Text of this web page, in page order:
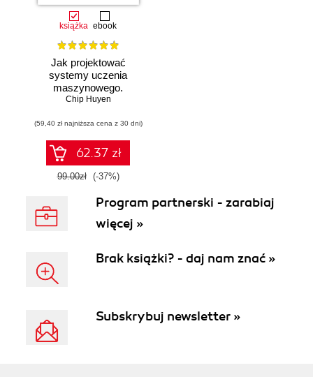
książka ebook
Jak projektować
systemy uczenia
maszynowego.
Iteracyjne
gotowych do pracy
Chip Huyen
(59,40 zł najniższa cena z 30 dni)
62.37 zł
99.00zł (-37%)
Program partnerski - zarabiaj
więcej »
Brak książki? - daj nam znać »
Subskrybuj newsletter »